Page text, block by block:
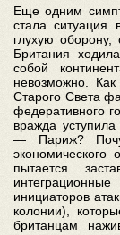
Еще одним
стала
глухую
Британия
собой
невозможно.
Старого Света
федеративного
вражда
— Париж?
пытается
инициаторов
колонии),
британцам